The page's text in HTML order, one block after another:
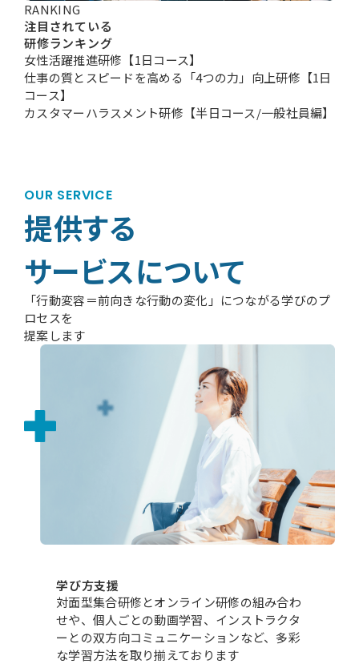
RANKING
注目されている
研修ランキング
女性活躍推進研修【1日コース】
仕事の質とスピードを高める「4つの力」向上研修【1日
コース】
カスタマーハラスメント研修【半日コース/一般社員編】
OUR SERVICE
提供する
サービスについて
「行動変容＝前向きな行動の変化」につながる学びのプ
ロセスを
提案します
学び方支援
対面型集合研修とオンライン研修の組み合わ
せや、個人ごとの動画学習、インストラクタ
ーとの双方向コミュニケーションなど、多彩
な学習方法を取り揃えております